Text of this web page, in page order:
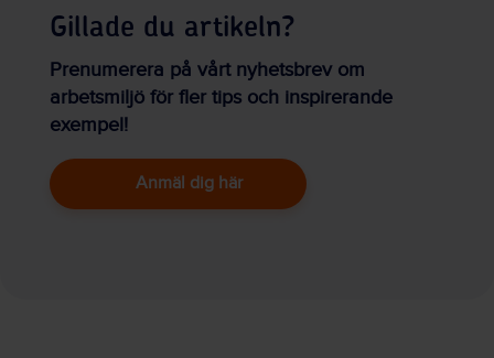
Gillade du artikeln?
Prenumerera på vårt nyhetsbrev om
arbetsmiljö för fler tips och inspirerande
exempel!
Anmäl dig här